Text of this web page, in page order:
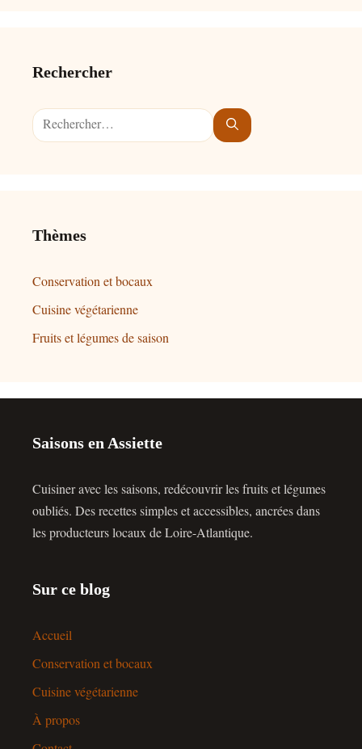
Rechercher
Rechercher :
Thèmes
Conservation et bocaux
Cuisine végétarienne
Fruits et légumes de saison
Saisons en Assiette
Cuisiner avec les saisons, redécouvrir les fruits et légumes
oubliés. Des recettes simples et accessibles, ancrées dans
les producteurs locaux de Loire-Atlantique.
Sur ce blog
Accueil
Conservation et bocaux
Cuisine végétarienne
À propos